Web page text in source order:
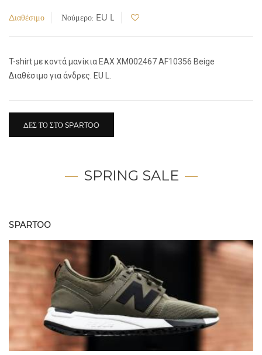
Διαθέσιμο Νούμερο: EU L
T-shirt με κοντά μανίκια EAX XM002467 AF10356 Beige
Διαθέσιμο για άνδρες. EU L.
ΔΕΣ ΤΟ ΣΤΟ SPARTOO
SPRING SALE
SPARTOO